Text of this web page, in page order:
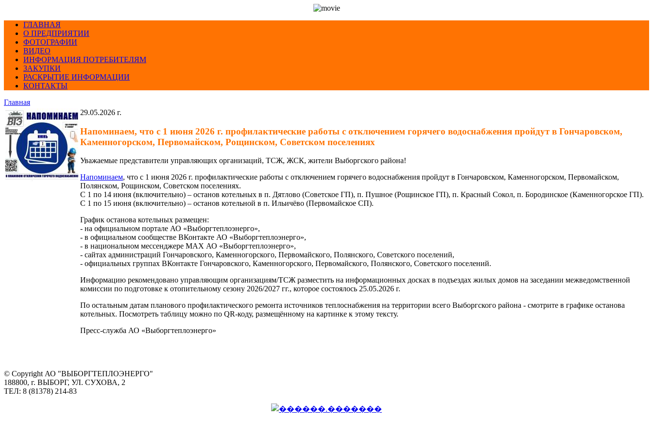
ГЛАВНАЯ
О ПРЕДПРИЯТИИ
ФОТОГРАФИИ
ВИДЕО
ИНФОРМАЦИЯ ПОТРЕБИТЕЛЯМ
ЗАКУПКИ
РАСКРЫТИЕ ИНФОРМАЦИИ
КОНТАКТЫ
Главная
29.05.2026 г.
Напоминаем, что с 1 июня 2026 г. профилактические работы с отключением горячего водоснабжения пройдут в Гончаровском,
Каменногорском, Первомайском, Рощинском, Советском поселениях
Уважаемые представители управляющих организаций, ТСЖ, ЖСК, жители Выборгского района!
Напоминаем, что с 1 июня 2026 г. профилактические работы с отключением горячего водоснабжения пройдут в Гончаровском, Каменногорском, Первомайском,
Полянском, Рощинском, Советском поселениях.
С 1 по 14 июня (включительно) – останов котельных в п. Дятлово (Советское ГП), п. Пушное (Рощинское ГП), п. Красный Сокол, п. Бородинское (Каменногорское ГП).
С 1 по 15 июня (включительно) – останов котельной в п. Ильичёво (Первомайское СП).
График останова котельных размещен:
- на официальном портале АО «Выборгтеплоэнерго»,
- в официальном сообществе ВКонтакте АО «Выборгтеплоэнерго»,
- в национальном мессенджере МАХ АО «Выборгтеплоэнерго»,
- сайтах администраций Гончаровского, Каменногорского, Первомайского, Полянского, Советского поселений,
- официальных группах ВКонтакте Гончаровского, Каменногорского, Первомайского, Полянского, Советского поселений.
Информацию рекомендовано управляющим организациям/ТСЖ разместить на информационных досках в подъездах жилых домов на заседании межведомственной
комиссии по подготовке к отопительному сезону 2026/2027 гг., которое состоялось 25.05.2026 г.
По остальным датам планового профилактического ремонта источников теплоснабжения на территории всего Выборгского района - смотрите в графике останова
котельных. Посмотреть таблицу можно по QR-коду, размещённому на картинке к этому тексту.
Пресс-служба АО «Выборгтеплоэнерго»
© Copyright АО "ВЫБОРГТЕПЛОЭНЕРГО"
188800, г. ВЫБОРГ, УЛ. СУХОВА, 2
ТЕЛ: 8 (81378) 214-83